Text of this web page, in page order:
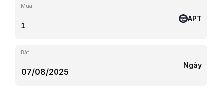
Mua
APT
Bật
Ngày